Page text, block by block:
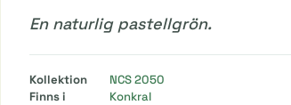
En naturlig pastellgrön.
Kollektion
NCS 2050
Finns i
Konkral